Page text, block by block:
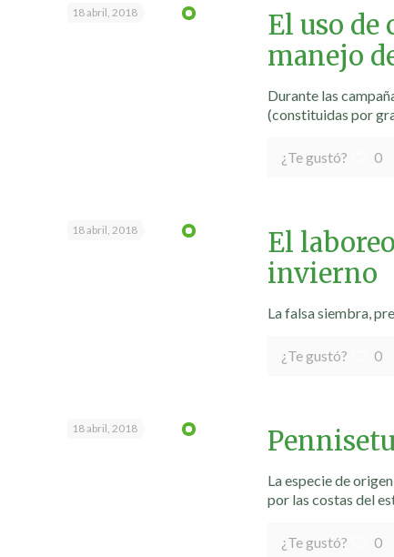
18 abril, 2018
El uso de
manejo
Durante las
(constituidas por
¿Te gustó? 0
18 abril, 2018
El
invierno
La falsa siembra,
¿Te gustó? 0
18 abril, 2018
La especie de
por las costas del
¿Te gustó? 0